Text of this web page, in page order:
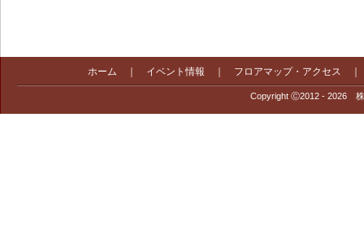
ホーム イベント情報 フロアマップ・アクセス
Copyright Ⓒ2012 - 2026 株